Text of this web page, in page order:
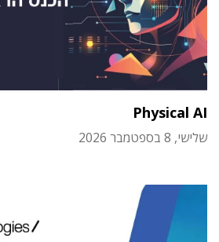
Physical AI
שלישי, 8 בספטמבר 2026